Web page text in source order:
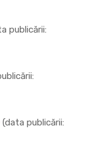
publicării:
(data publicării: